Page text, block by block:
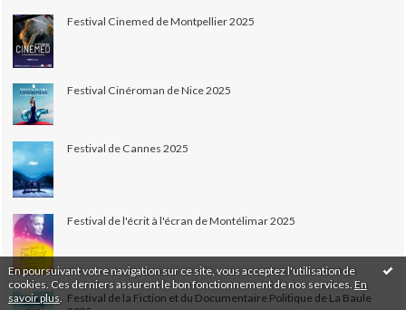
En poursuivant votre navigation sur ce site, vous acceptez l'utilisation de
cookies. Ces derniers assurent le bon fonctionnement de nos services. En
savoir plus
Festival Cinemed de Montpellier 2025
Festival Cinéroman de Nice 2025
Festival de Cannes 2025
Festival de l'écrit à l'écran de Montélimar 2025
Festival de la Fiction et du Documentaire Politique de La Baule